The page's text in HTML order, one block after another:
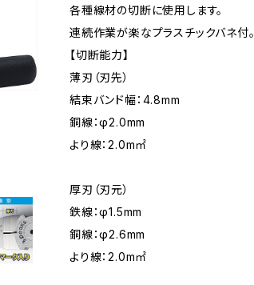
各種線材の切断に使用します。
連続作業が楽なプラスチックバネ付。
【切断能力】
薄刃（刃先）
結束バンド幅：4.8mm
銅線：φ2.0mm
より線：2.0m㎡
厚刃（刃元）
鉄線：φ1.5mm
銅線：φ2.6mm
より線：2.0m㎡